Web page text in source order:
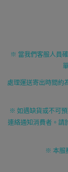
※ 當我們客服人員
處理運送寄出時間約
※ 如遇缺貨或不可
連絡通知消費者。請
※ 本服